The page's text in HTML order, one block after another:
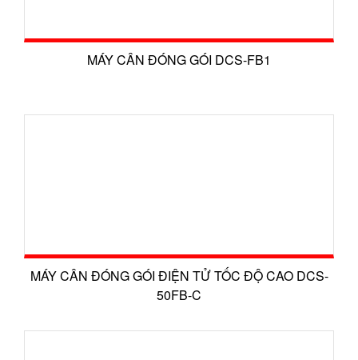
MÁY CÂN ĐÓNG GÓI DCS-FB1
MÁY CÂN ĐÓNG GÓI ĐIỆN TỬ TỐC ĐỘ CAO DCS-
50FB-C